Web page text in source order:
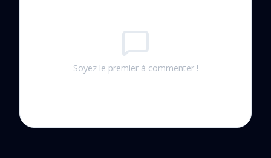
Soyez le premier à commenter !